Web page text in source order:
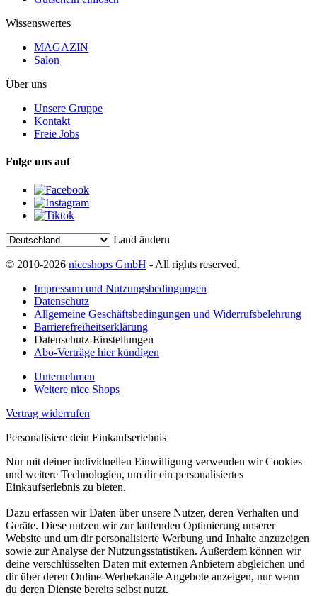
Wissenswertes
MAGAZIN
Salon
Über uns
Unsere Gruppe
Kontakt
Freie Jobs
Folge uns auf
Land ändern
© 2010-2026 niceshops GmbH - All rights reserved.
Impressum und Nutzungsbedingungen
Datenschutz
Allgemeine Geschäftsbedingungen und Widerrufsbelehrung
Barrierefreiheitserklärung
Datenschutz-Einstellungen
Abo-Verträge hier kündigen
Unternehmen
Weitere nice Shops
Vertrag widerrufen
Personalisiere dein Einkaufserlebnis
Nur mit deiner individuellen Einwilligung verwenden wir Cookies
und weitere Technologien, um dir ein personalisiertes
Einkaufserlebnis zu bieten.
Dazu erfassen wir Daten über unsere Nutzer, deren Verhalten und
Geräte. Diese nutzen wir zur laufenden Optimierung unserer
Website und um dir personalisierte Werbung und Inhalte anzuzeigen
sowie zur Analyse der Nutzungsstatistiken. Außerdem können wir
deine verschlüsselten Daten mit externen Anbietern abgleichen und
dir über deren Online-Werbekanäle Angebote anzeigen, nur wenn
du deren Dienste bereits selbst nutzt.